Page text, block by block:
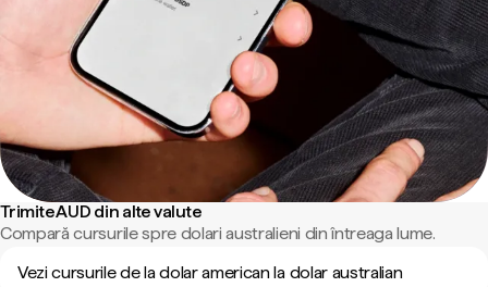
Trimite AUD din alte valute
Compară cursurile spre dolari australieni din întreaga lume.
Vezi cursurile de la dolar american la dolar australian